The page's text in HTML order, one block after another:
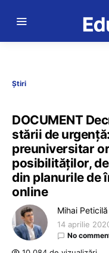
Știri
DOCUMENT
stării de
preuniversitar
posibilităților,
din planurile de
online
Mihai Peticilă
14 aprilie
No